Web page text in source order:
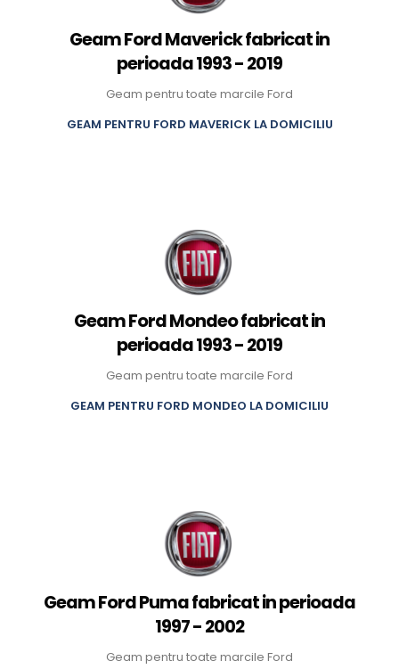
Geam Ford Maverick fabricat in
perioada 1993 - 2019
Geam pentru toate marcile Ford
GEAM PENTRU FORD MAVERICK LA DOMICILIU
Geam Ford Mondeo fabricat in
perioada 1993 - 2019
Geam pentru toate marcile Ford
GEAM PENTRU FORD MONDEO LA DOMICILIU
Geam Ford Puma fabricat in perioada
1997 - 2002
Geam pentru toate marcile Ford